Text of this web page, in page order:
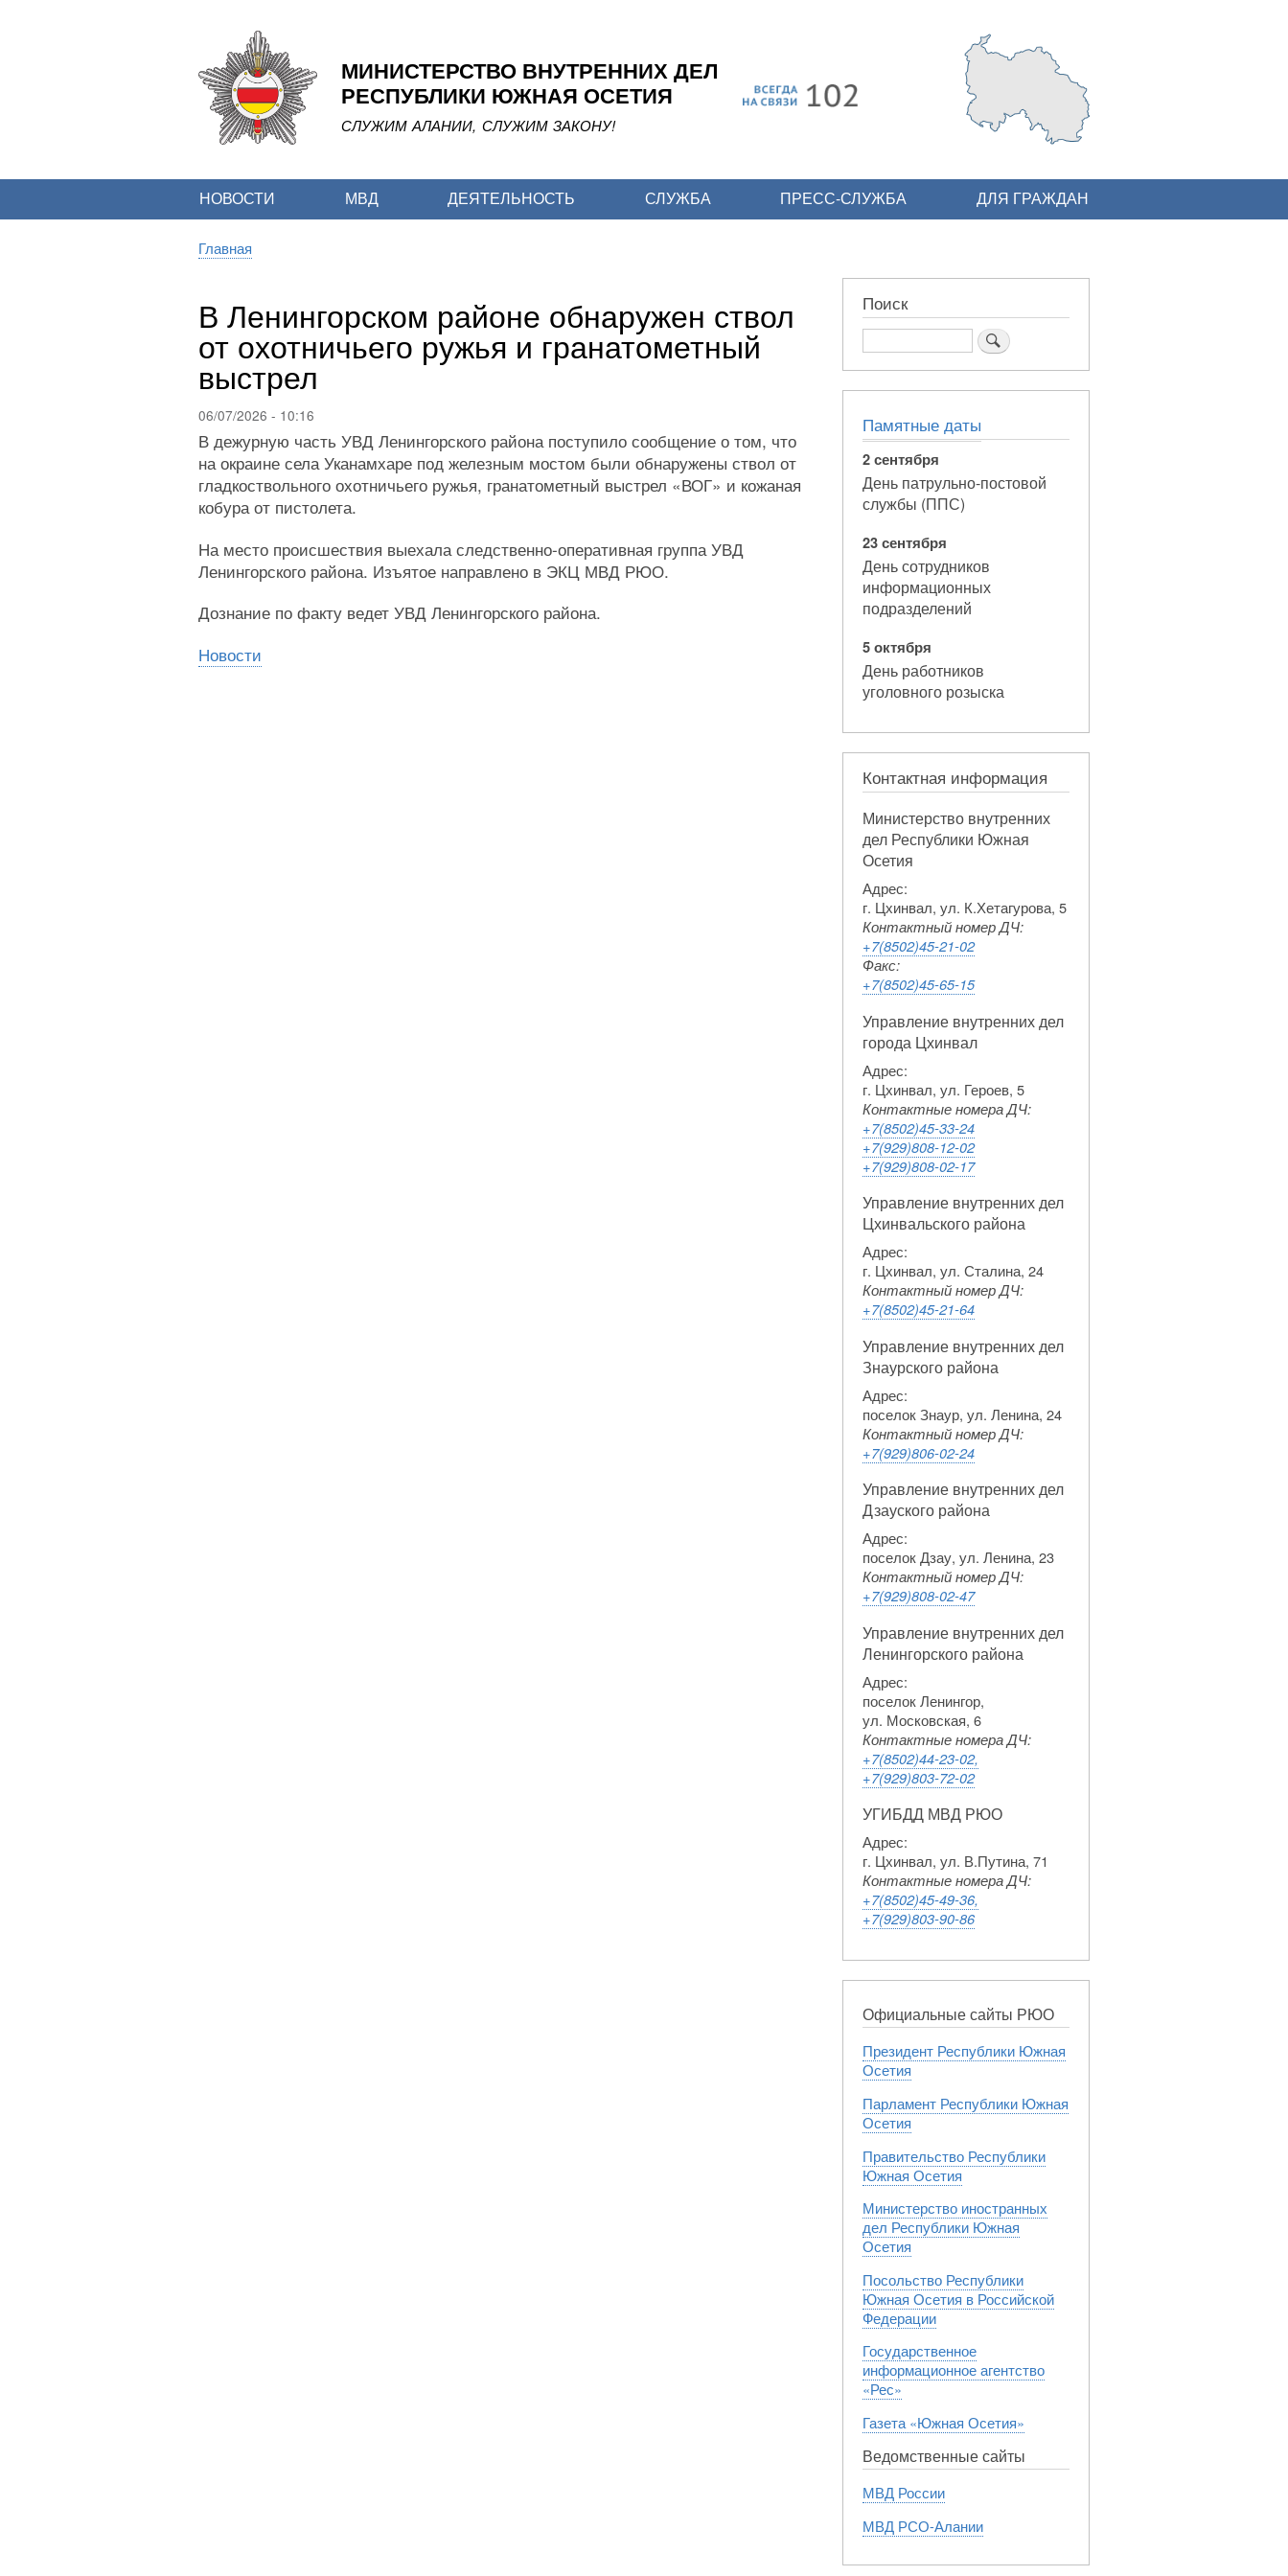
основному
содержанию
МИНИСТЕРСТВО ВНУТРЕННИХ ДЕЛ
РЕСПУБЛИКИ ЮЖНАЯ ОСЕТИЯ
СЛУЖИМ АЛАНИИ, СЛУЖИМ ЗАКОНУ!
НОВОСТИ МВД ДЕЯТЕЛЬНОСТЬ СЛУЖБА ПРЕСС-СЛУЖБА ДЛЯ ГРАЖДАН
Строка
Главная
В Ленингорском районе обнаружен ствол
от охотничьего ружья и гранатометный
выстрел
06/07/2026 - 10:16
В дежурную часть УВД Ленингорского района поступило сообщение о том, что
на окраине села Уканамхаре под железным мостом были обнаружены ствол от
гладкоствольного охотничьего ружья, гранатометный выстрел «ВОГ» и кожаная
кобура от пистолета.
На место происшествия выехала следственно-оперативная группа УВД
Ленингорского района. Изъятое направлено в ЭКЦ МВД РЮО.
Дознание по факту ведет УВД Ленингорского района.
Новости
Поиск
Поиск
Памятные даты
2 сентября
День патрульно-постовой
службы (ППС)
23 сентября
День сотрудников
информационных
подразделений
5 октября
День работников
уголовного розыска
Контактная информация
Министерство внутренних
дел Республики Южная
Осетия
Адрес:
г. Цхинвал, ул. К.Хетагурова, 5
Контактный номер ДЧ:
+7(8502)45-21-02
Факс:
+7(8502)45-65-15
Управление внутренних дел
города Цхинвал
Адрес:
г. Цхинвал, ул. Героев, 5
Контактные номера ДЧ:
+7(8502)45-33-24
+7(929)808-12-02
+7(929)808-02-17
Управление внутренних дел
Цхинвальского района
Адрес:
г. Цхинвал, ул. Сталина, 24
Контактный номер ДЧ:
+7(8502)45-21-64
Управление внутренних дел
Знаурского района
Адрес:
поселок Знаур, ул. Ленина, 24
Контактный номер ДЧ:
+7(929)806-02-24
Управление внутренних дел
Дзауского района
Адрес:
поселок Дзау, ул. Ленина, 23
Контактный номер ДЧ:
+7(929)808-02-47
Управление внутренних дел
Ленингорского района
Адрес:
поселок Ленингор,
ул. Московская, 6
Контактные номера ДЧ:
+7(8502)44-23-02,
+7(929)803-72-02
УГИБДД МВД РЮО
Адрес:
г. Цхинвал, ул. В.Путина, 71
Контактные номера ДЧ:
+7(8502)45-49-36,
+7(929)803-90-86
Официальные сайты РЮО
Президент Республики Южная
Осетия
Парламент Республики Южная
Осетия
Правительство Республики
Южная Осетия
Министерство иностранных
дел Республики Южная
Осетия
Посольство Республики
Южная Осетия в Российской
Федерации
Государственное
информационное агентство
«Рес»
Газета «Южная Осетия»
Ведомственные сайты
МВД России
МВД РСО-Алании